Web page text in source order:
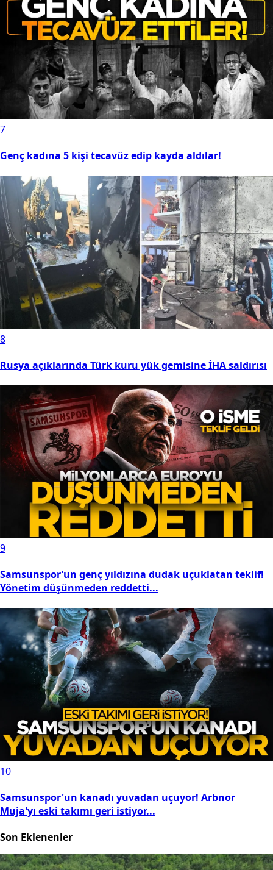
7
Genç kadına 5 kişi tecavüz edip kayda aldılar!
8
Rusya açıklarında Türk kuru yük gemisine İHA saldırısı
9
Samsunspor’un genç yıldızına dudak uçuklatan teklif!
Yönetim düşünmeden reddetti...
10
Samsunspor'un kanadı yuvadan uçuyor! Arbnor
Muja'yı eski takımı geri istiyor...
Son Eklenenler